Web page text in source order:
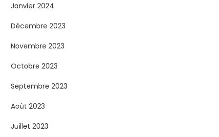
Janvier 2024
Décembre 2023
Novembre 2023
Octobre 2023
Septembre 2023
Août 2023
Juillet 2023